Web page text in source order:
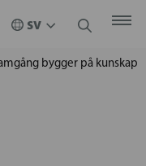
bygger på kunskap